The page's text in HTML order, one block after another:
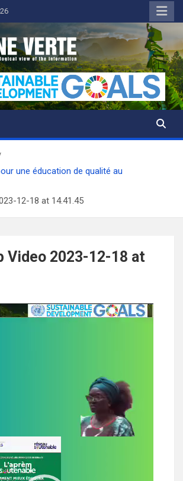
de l'information
une éducation de qualité au
12-18 at 14.41.45
Video 2023-12-18 at